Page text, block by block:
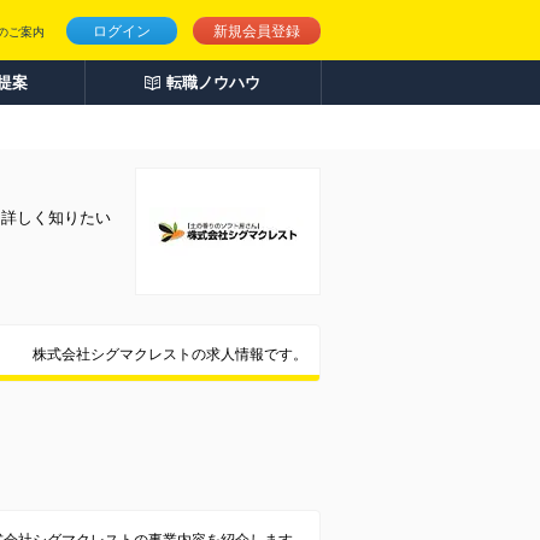
ログイン 新規会員登録
ご案内
案 転職ノウハウ
しく知りたい
株式会社シグマクレストの求人情報です。